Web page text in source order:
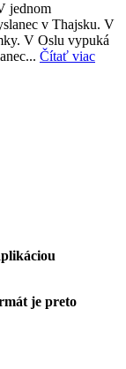
jednom
v Thajsku. V
V Oslu vypuká
Čítať viac
je preto